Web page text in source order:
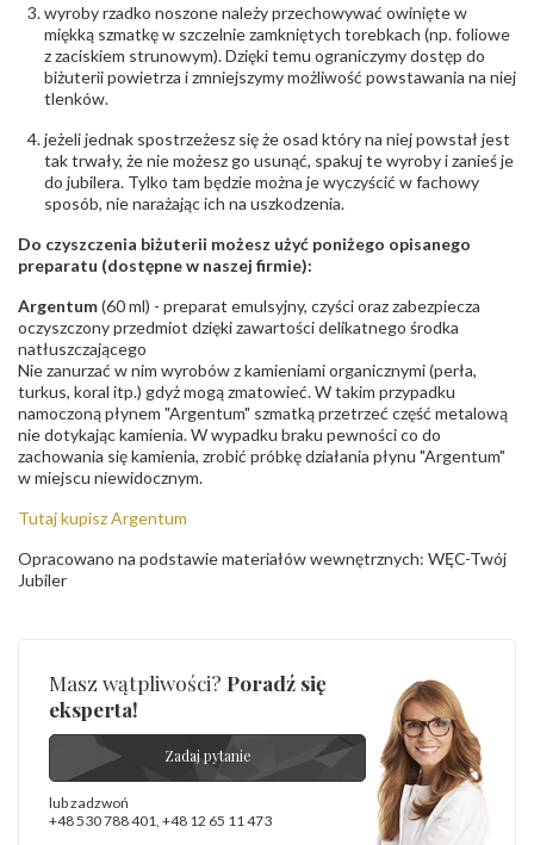
wyroby rzadko noszone należy przechowywać owinięte w
miękką szmatkę w szczelnie zamkniętych torebkach (np. foliowe
z zaciskiem strunowym). Dzięki temu ograniczymy dostęp do
biżuterii powietrza i zmniejszymy możliwość powstawania na niej
tlenków.
jeżeli jednak spostrzeżesz się że osad który na niej powstał jest
tak trwały, że nie możesz go usunąć, spakuj te wyroby i zanieś je
do jubilera. Tylko tam będzie można je wyczyścić w fachowy
sposób, nie narażając ich na uszkodzenia.
Do czyszczenia biżuterii możesz użyć poniżego opisanego
preparatu (dostępne w naszej firmie):
Argentum(60 ml) - preparat emulsyjny, czyści oraz zabezpiecza
oczyszczony przedmiot dzięki zawartości delikatnego środka
natłuszczającego
Nie zanurzać w nim wyrobów z kamieniami organicznymi (perła,
turkus, koral itp.) gdyż mogą zmatowieć. W takim przypadku
namoczoną płynem "Argentum" szmatką przetrzeć część metalową
nie dotykając kamienia. W wypadku braku pewności co do
zachowania się kamienia, zrobić próbkę działania płynu "Argentum"
w miejscu niewidocznym.
Tutaj kupisz Argentum
Opracowano na podstawie materiałów wewnętrznych: WĘC-Twój
Jubiler
Masz wątpliwości? Poradź się
eksperta!
Zadaj pytanie
lub zadzwoń
+48 530 788 401 +48 12 65 11 473